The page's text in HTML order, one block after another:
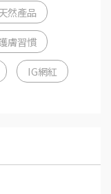
然產品
膚習慣
IG網紅